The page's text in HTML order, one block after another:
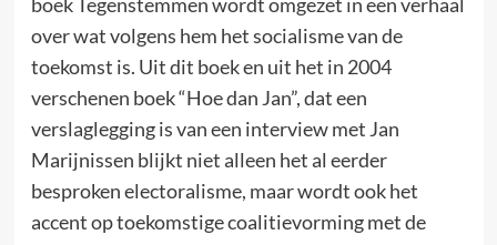
over wat volgens hem het socialisme van de
toekomst is. Uit dit boek en uit het in 2004
verschenen boek “Hoe dan Jan”, dat een
verslaglegging is van een interview met Jan
Marijnissen blijkt niet alleen het al eerder
besproken electoralisme, maar wordt ook het
accent op toekomstige coalitievorming met de